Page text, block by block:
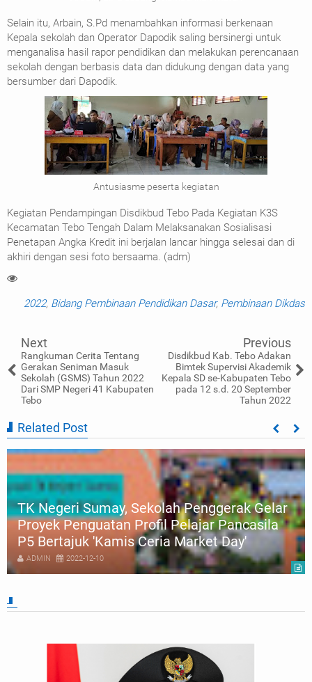
Selain itu, Arbain, S.Pd menambahkan informasi berkenaan
Kepala sekolah dan Operator Dapodik saling bersinergi untuk
menganalisa hasil rapor pendidikan dan melakukan perencanaan
sekolah dengan berbasis data dan didukung dengan data yang
bersumber dari Dapodik.
Antusiasme peserta kegiatan
Kegiatan Pendampingan Disdikbud Tebo Pada Kegiatan K3S
Kecamatan Tebo Tengah Dalam Melaksanakan Sosialisasi
Penetapan Angka Kredit ini berjalan lancar hingga selesai dan di
akhiri dengan sesi foto bersaama. (adm)
2022, Bidang Pembinaan Pendidikan Dasar, Pembinaan Dikdas
Next
Rangkuman Cerita Tentang
Gerakan Seniman Masuk
Sekolah (GSMS) Tahun 2022
Dari SMP Negeri 41 Kabupaten
Tebo
Previous
Disdikbud Kab. Tebo Adakan
Bimtek Supervisi Akademik
Kepala SD se-Kabupaten Tebo
pada 12 s.d. 20 September
Tahun 2022
Related Post
TK Negeri Sumay, Sekolah Penggerak Gelar
Proyek Penguatan Profil Pelajar Pancasila
P5 Bertajuk 'Kamis Ceria Market Day'
ADMIN 2022-12-10